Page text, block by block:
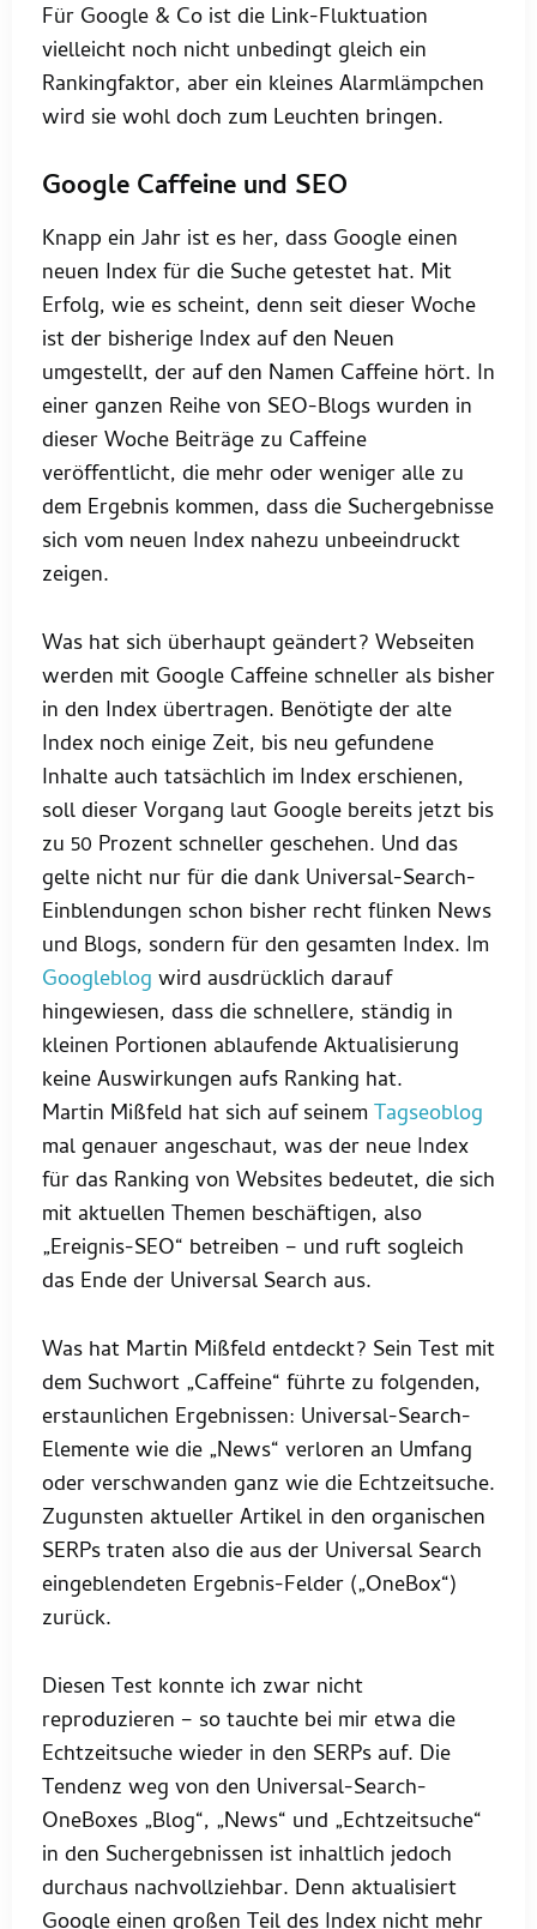
Für Google & Co ist die Link-Fluktuation
vielleicht noch nicht unbedingt gleich ein
Rankingfaktor, aber ein kleines Alarmlämpchen
wird sie wohl doch zum Leuchten bringen.
Google Caffeine und SEO
Knapp ein Jahr ist es her, dass Google einen
neuen Index für die Suche getestet hat. Mit
Erfolg, wie es scheint, denn seit dieser Woche
ist der bisherige Index auf den Neuen
umgestellt, der auf den Namen Caffeine hört. In
einer ganzen Reihe von SEO-Blogs wurden in
dieser Woche Beiträge zu Caffeine
veröffentlicht, die mehr oder weniger alle zu
dem Ergebnis kommen, dass die Suchergebnisse
sich vom neuen Index nahezu unbeeindruckt
zeigen.
Was hat sich überhaupt geändert? Webseiten
werden mit Google Caffeine schneller als bisher
in den Index übertragen. Benötigte der alte
Index noch einige Zeit, bis neu gefundene
Inhalte auch tatsächlich im Index erschienen,
soll dieser Vorgang laut Google bereits jetzt bis
zu 50 Prozent schneller geschehen. Und das
gelte nicht nur für die dank Universal-Search-
Einblendungen schon bisher recht flinken News
und Blogs, sondern für den gesamten Index. Im
Googleblog wird ausdrücklich darauf
hingewiesen, dass die schnellere, ständig in
kleinen Portionen ablaufende Aktualisierung
keine Auswirkungen aufs Ranking hat.
Martin Mißfeld hat sich auf seinem Tagseoblog
mal genauer angeschaut, was der neue Index
für das Ranking von Websites bedeutet, die sich
mit aktuellen Themen beschäftigen, also
„Ereignis-SEO“ betreiben – und ruft sogleich
das Ende der Universal Search aus.
Was hat Martin Mißfeld entdeckt? Sein Test mit
dem Suchwort „Caffeine“ führte zu folgenden,
erstaunlichen Ergebnissen: Universal-Search-
Elemente wie die „News“ verloren an Umfang
oder verschwanden ganz wie die Echtzeitsuche.
Zugunsten aktueller Artikel in den organischen
SERPs traten also die aus der Universal Search
eingeblendeten Ergebnis-Felder („OneBox“)
zurück.
Diesen Test konnte ich zwar nicht
reproduzieren – so tauchte bei mir etwa die
Echtzeitsuche wieder in den SERPs auf. Die
Tendenz weg von den Universal-Search-
OneBoxes „Blog“, „News“ und „Echtzeitsuche“
in den Suchergebnissen ist inhaltlich jedoch
durchaus nachvollziehbar. Denn aktualisiert